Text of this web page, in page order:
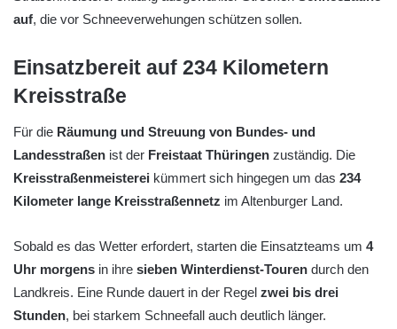
auf, die vor Schneeverwehungen schützen sollen.
Einsatzbereit auf 234 Kilometern
Kreisstraße
Für die Räumung und Streuung von Bundes- und
Landesstraßen ist der Freistaat Thüringen zuständig. Die
Kreisstraßenmeisterei kümmert sich hingegen um das 234
Kilometer lange Kreisstraßennetz im Altenburger Land.
Sobald es das Wetter erfordert, starten die Einsatzteams um 4
Uhr morgens in ihre sieben Winterdienst-Touren durch den
Landkreis. Eine Runde dauert in der Regel zwei bis drei
Stunden, bei starkem Schneefall auch deutlich länger.